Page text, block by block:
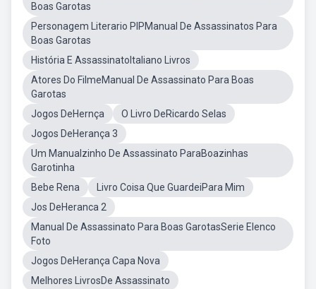
Boas Garotas
Personagem Literario PIPManual De Assassinatos Para
Boas Garotas
História E AssassinatoItaliano Livros
Atores Do FilmeManual De Assassinato Para Boas
Garotas
Jogos DeHernça
O Livro DeRicardo Selas
Jogos DeHerança 3
Um Manualzinho De Assassinato ParaBoazinhas
Garotinha
Bebe Rena
Livro Coisa Que GuardeiPara Mim
Jos DeHeranca 2
Manual De Assassinato Para Boas GarotasSerie Elenco
Foto
Jogos DeHerança Capa Nova
Melhores LivrosDe Assassinato